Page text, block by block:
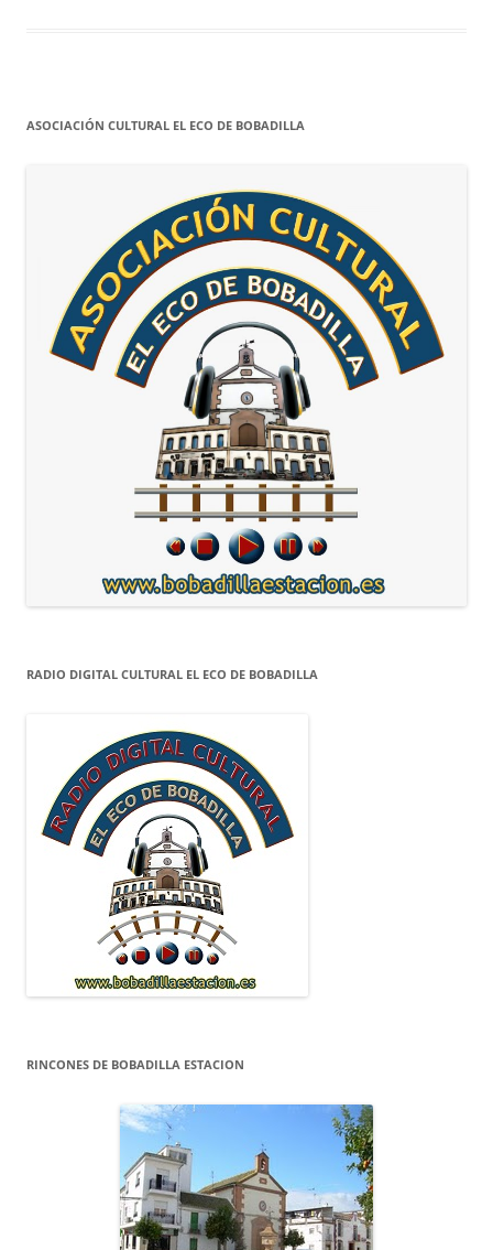
ASOCIACIÓN CULTURAL EL ECO DE BOBADILLA
RADIO DIGITAL CULTURAL EL ECO DE BOBADILLA
RINCONES DE BOBADILLA ESTACION